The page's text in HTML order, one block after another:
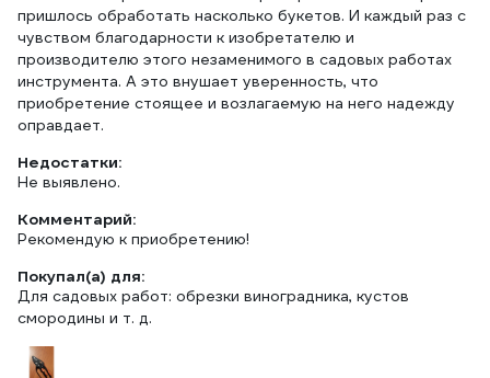
пришлось обработать насколько букетов. И каждый раз с
чувством благодарности к изобретателю и
производителю этого незаменимого в садовых работах
инструмента. А это внушает уверенность, что
приобретение стоящее и возлагаемую на него надежду
оправдает.
Недостатки:
Не выявлено.
Комментарий:
Рекомендую к приобретению!
Покупал(а) для:
Для садовых работ: обрезки виноградника, кустов
смородины и т. д.